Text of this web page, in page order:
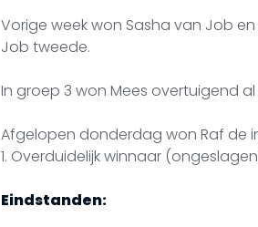
Vorige week won Sasha van Job
Job tweede.
In groep 3 won Mees overtuigend al
Afgelopen donderdag won Raf de
1. Overduidelijk winnaar
Eindstanden: